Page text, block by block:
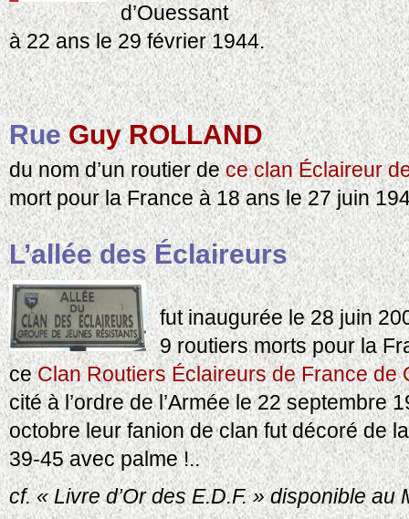
d’Ouessant
à 22 ans le 29 février 1944.
RueGuy ROLLAND
du nom d’un routier dece clan Éclaireur
mort pour la France à 18 ans le 27 juin
L’allée des Éclaireurs
fut inaugurée le 28 juin
9 routiers morts pour la
ceClan Routiers Éclaireurs de France de
cité à l’ordre de l’Armée le 22 septembre
octobre leur fanion de clan fut décoré de
39-45 avec palme !..
cf. « Livre d’Or des E.D.F. » disponible au